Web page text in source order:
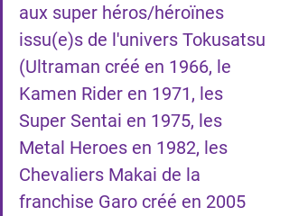
aux super héros/héroïnes
issu(e)s de l'univers Tokusatsu
(Ultraman créé en 1966, le
Kamen Rider en 1971, les
Super Sentai en 1975, les
Metal Heroes en 1982, les
Chevaliers Makai de la
franchise Garo créé en 2005